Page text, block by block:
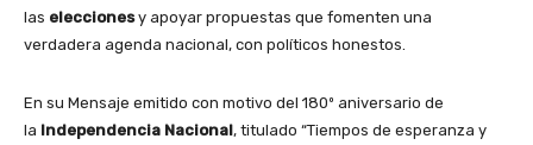
las eleccionesy apoyar propuestas que fomenten una
verdadera agenda nacional, con políticos honestos.
En su Mensaje emitido con motivo del 180º aniversario de
la Independencia Nacional, titulado “Tiempos de esperanza y